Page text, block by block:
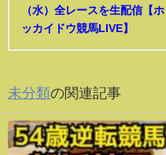
（水）全レースを生配信【ホ
ッカイドウ競馬LIVE】
未分類の関連記事